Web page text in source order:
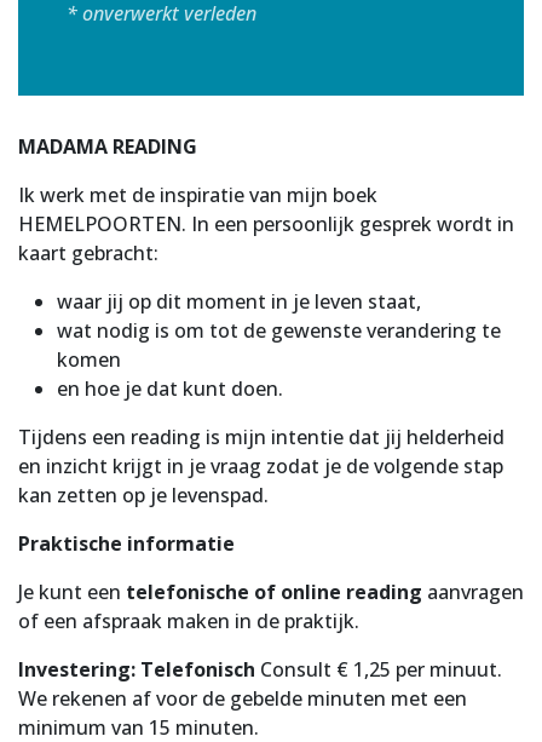
* onverwerkt verleden
MADAMA READING
Ik werk met de inspiratie van mijn boek
HEMELPOORTEN. In een persoonlijk gesprek wordt in
kaart gebracht:
waar jij op dit moment in je leven staat,
wat nodig is om tot de gewenste verandering te
komen
en hoe je dat kunt doen.
Tijdens een reading is mijn intentie dat jij helderheid
en inzicht krijgt in je vraag zodat je de volgende stap
kan zetten op je levenspad.
Praktische informatie
Je kunt een telefonische of online reading aanvragen
of een afspraak maken in de praktijk.
Investering: Telefonisch Consult € 1,25 per minuut.
We rekenen af voor de gebelde minuten met een
minimum van 15 minuten.